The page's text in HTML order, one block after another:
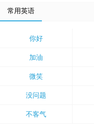
常用英语
你好
加油
微笑
没问题
不客气